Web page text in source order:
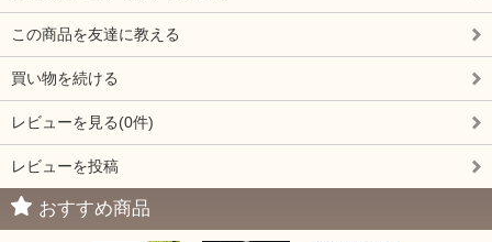
この商品を友達に教える
買い物を続ける
レビューを見る(0件)
レビューを投稿
おすすめ商品